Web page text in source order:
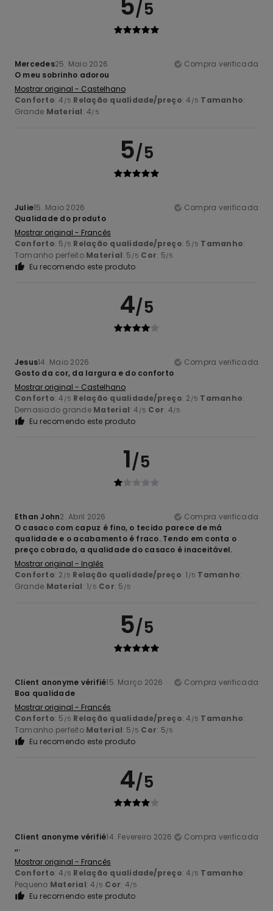
/5
Mercedes25. Maio 2026
Compra verificada
O meu sobrinho adorou
Mostrar original - Castelhano
Conforto: 4 /5 Relação qualidade/preço: 4 /5 Tamanho:
Grande Material: 4/5
5/5
Julie15. Maio 2026
Compra verificada
Qualidade do produto
Mostrar original - Francês
Conforto: 5 /5 Relação qualidade/preço: 5 /5 Tamanho:
Tamanho perfeito Material: 5 /5 Cor: 5/5
Eu recomendo este produto
4/5
Jesus14. Maio 2026
Compra verificada
Gosto da cor, da largura e do conforto
Mostrar original - Castelhano
Conforto: 4 /5 Relação qualidade/preço: 2 /5 Tamanho:
Demasiado grande Material: 4 /5 Cor: 4/5
Eu recomendo este produto
1/5
Ethan John2. Abril 2026
Compra verificada
O casaco com capuz é fino, o tecido parece de má
qualidade e o acabamento é fraco. Tendo em conta o
preço cobrado, a qualidade do casaco é inaceitável.
Mostrar original - Inglês
Conforto: 2 /5 Relação qualidade/preço: 1 /5 Tamanho:
Grande Material: 1/5 Cor: 5 /5
5/5
Client anonyme vérifié15. Março 2026
Compra verificada
Boa qualidade
Mostrar original - Francês
Conforto: 5 /5 Relação qualidade/preço: 4 /5 Tamanho:
Tamanho perfeito Material: 5 /5 Cor: 5/5
Eu recomendo este produto
4/5
Client anonyme vérifié14. Fevereiro 2026
Compra verificada
,,.
Mostrar original - Francês
Conforto: 4 /5 Relação qualidade/preço: 4 /5 Tamanho:
Pequeno Material: 4 /5 Cor: 4/5
Eu recomendo este produto